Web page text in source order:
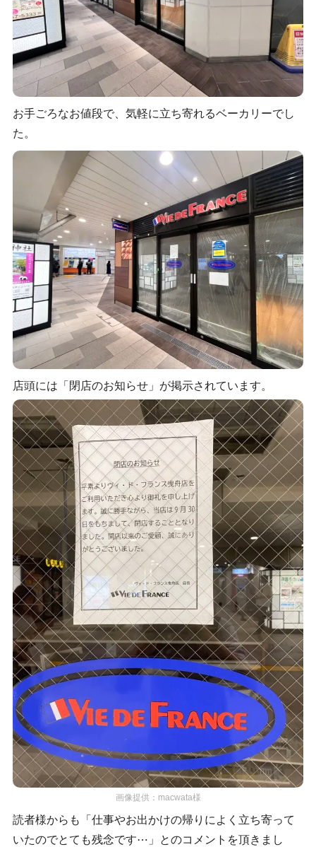
お手ごろなお値段で、気軽に立ち寄れるベーカリーでし
た。
店頭には「閉店のお知らせ」が掲示されています。
画像提供：macwata様
読者様からも「仕事やお出かけの帰りによく立ち寄って
いたのでとても残念です⋯」とのコメントを頂きまし